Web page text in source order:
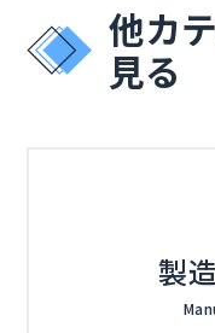
ンでの新規LINE友
ビナーの中でご紹介
部門や情報システ
エボラニ株式会社（
株式会社オープンソ
他カ
見る
製